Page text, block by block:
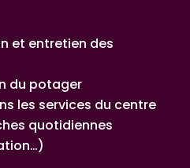
et entretien des
du potager
les services du centre
quotidiennes